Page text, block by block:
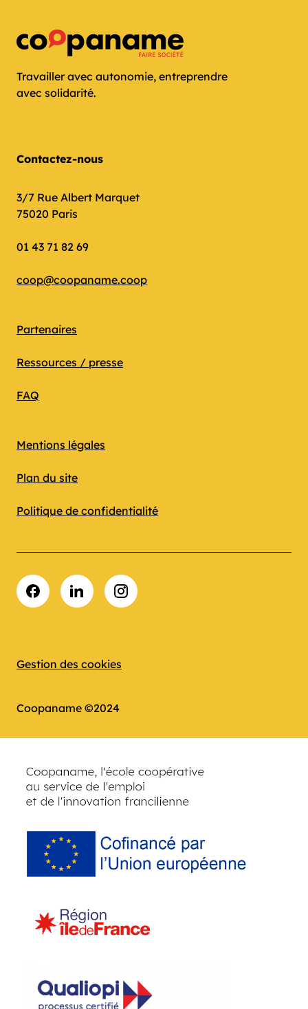
Travailler avec autonomie, entreprendre
avec solidarité.
Contactez-nous
3/7 Rue Albert Marquet
75020 Paris
01 43 71 82 69
coop@coopaname.coop
Partenaires
Ressources / presse
FAQ
Mentions légales
Plan du site
Politique de confidentialité
Gestion des cookies
Coopaname ©2024